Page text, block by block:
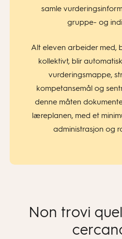
samle
gruppe- og
Alt eleven arbeider med,
kollektivt, blir
vurderingsmappe,
kompetansemål og
denne måten
læreplanen, med et
administrasjon og
Non trovi